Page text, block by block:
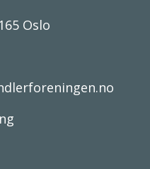
Oslo